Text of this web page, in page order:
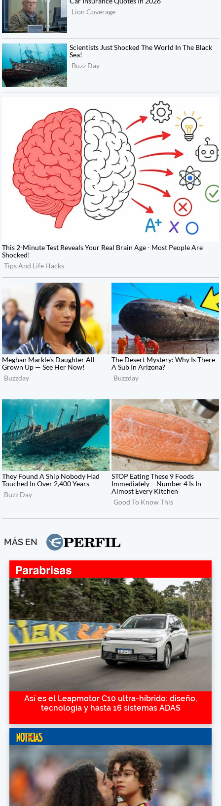
MÁS EN
Así es el Leapmotor C10 ultra-híbrido: diseño,
tecnología y hasta 16 sistemas ADAS